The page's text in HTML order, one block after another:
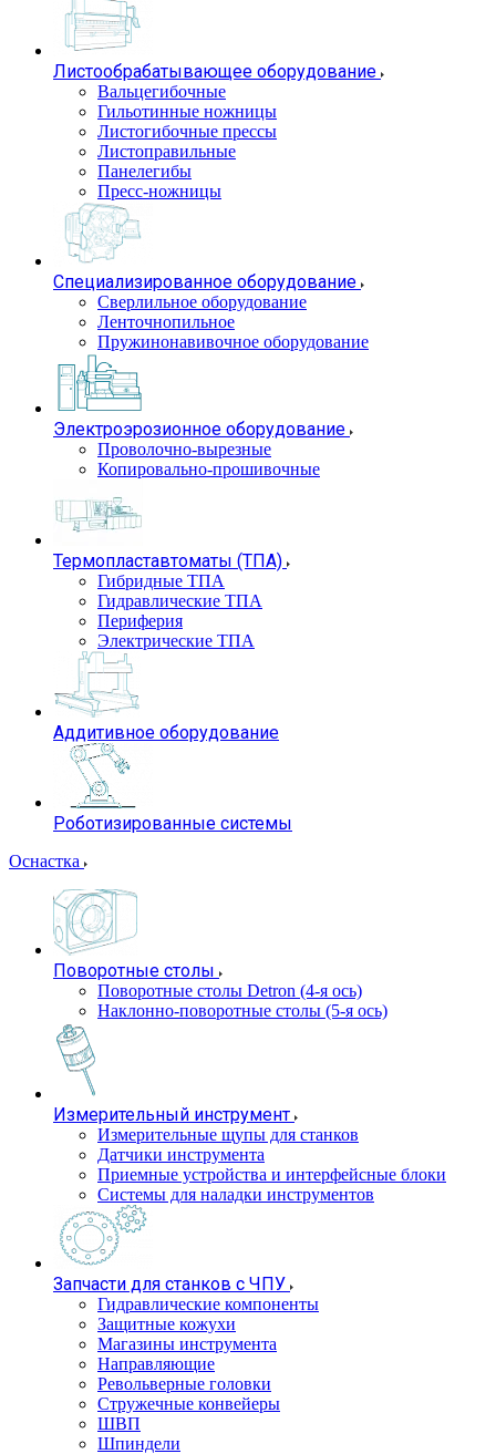
Листообрабатывающее оборудование
Вальцегибочные
Гильотинные ножницы
Листогибочные прессы
Листоправильные
Панелегибы
Пресс-ножницы
Специализированное оборудование
Сверлильное оборудование
Ленточнопильное
Пружинонавивочное оборудование
Электроэрозионное оборудование
Проволочно-вырезные
Копировально-прошивочные
Термопластавтоматы (ТПА)
Гибридные ТПА
Гидравлические ТПА
Периферия
Электрические ТПА
Аддитивное оборудование
Роботизированные системы
Оснастка
Поворотные столы
Поворотные столы Detron (4-я ось)
Наклонно-поворотные столы (5-я ось)
Измерительный инструмент
Измерительные щупы для станков
Датчики инструмента
Приемные устройства и интерфейсные блоки
Системы для наладки инструментов
Запчасти для станков с ЧПУ
Гидравлические компоненты
Защитные кожухи
Магазины инструмента
Направляющие
Револьверные головки
Стружечные конвейеры
ШВП
Шпиндели